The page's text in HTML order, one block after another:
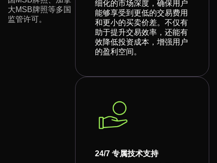
大MSB牌照等多国
监管许可。
细化的市场深度，确保用户
能够享受到更低的交易费用
和更小的买卖价差。不仅有
助于提升交易效率，还能有
效降低投资成本，增强用户
的盈利空间。
24/7 专属技术支持